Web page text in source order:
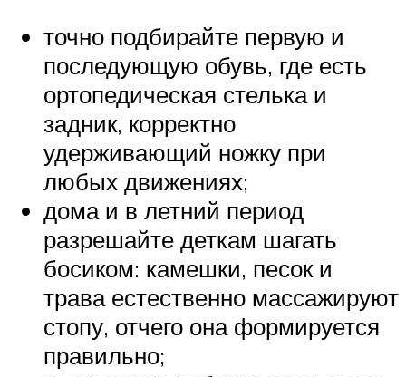
точно подбирайте первую и
последующую обувь, где есть
ортопедическая стелька и
задник, корректно
удерживающий ножку при
любых движениях;
дома и в летний период
разрешайте деткам шагать
босиком: камешки, песок и
трава естественно массажируют
стопу, отчего она формируется
правильно;